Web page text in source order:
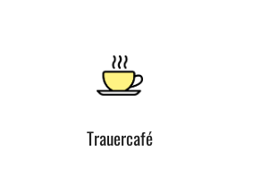
Trauercafé